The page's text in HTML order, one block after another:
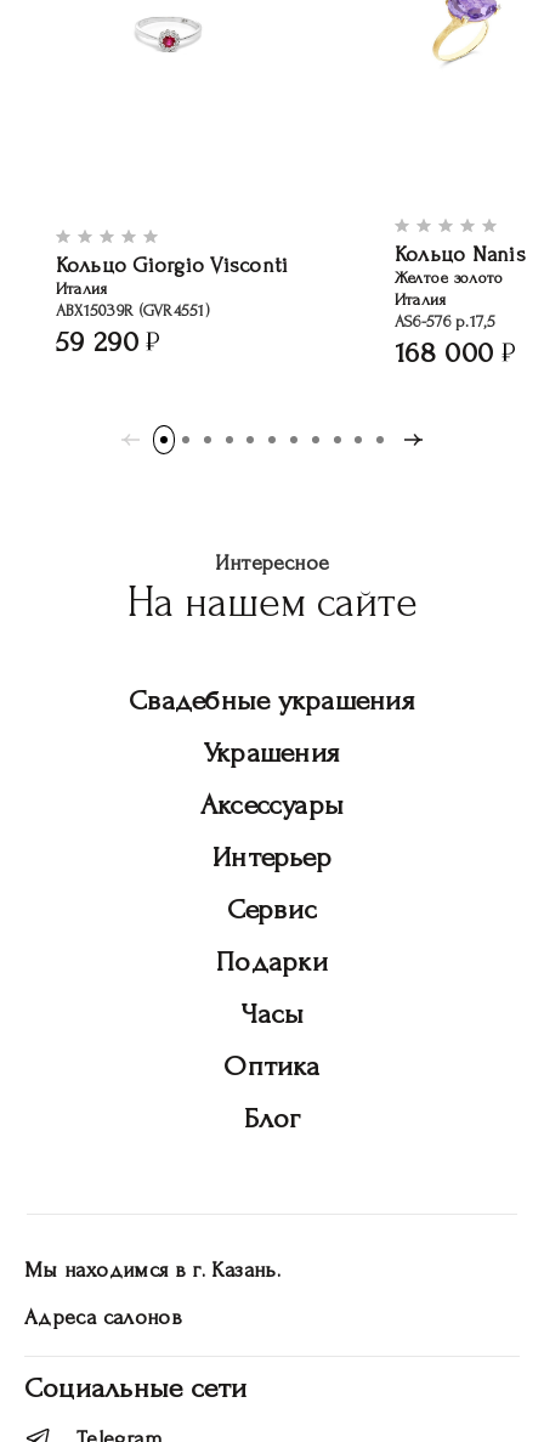
Кольцо Giorgio Visconti
Италия
ABX15039R (GVR4551)
59 290
Кольцо Nanis
Желтое золото
Италия
AS6-576 р.17,5
168 000
Интересное
На нашем сайте
Свадебные украшения
Украшения
Аксессуары
Интерьер
Сервис
Подарки
Часы
Оптика
Блог
Мы находимся в г. Казань.
Адреса салонов
Социальные сети